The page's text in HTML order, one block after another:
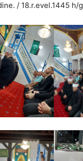
/ 18.r.evel.1445 h/g